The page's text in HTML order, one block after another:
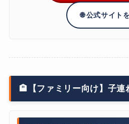
🌐 公式サイト
🏨【ファミリー向け】子連